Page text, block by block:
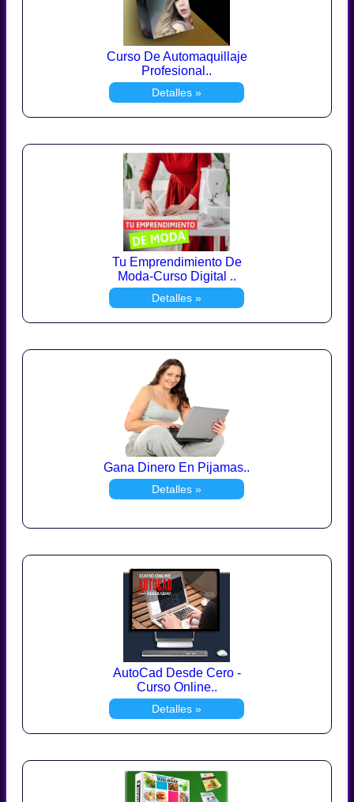
Curso De Automaquillaje
Profesional..
Detalles »
Tu Emprendimiento De
Moda-Curso Digital ..
Detalles »
Gana Dinero En Pijamas..
Detalles »
AutoCad Desde Cero -
Curso Online..
Detalles »